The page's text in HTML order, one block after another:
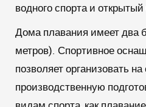
водного спорта и
Дома плавания имеет два
метров). Спортивное
позволяет организовать
производственную